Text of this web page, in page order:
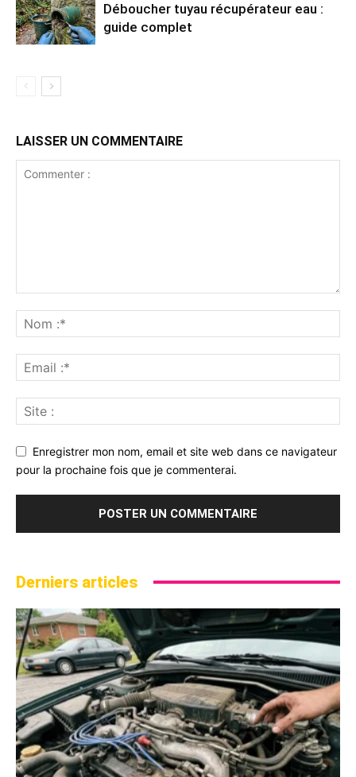
Déboucher tuyau récupérateur eau :
guide complet
LAISSER UN COMMENTAIRE
Enregistrer mon nom, email et site web dans ce navigateur
pour la prochaine fois que je commenterai.
Derniers articles